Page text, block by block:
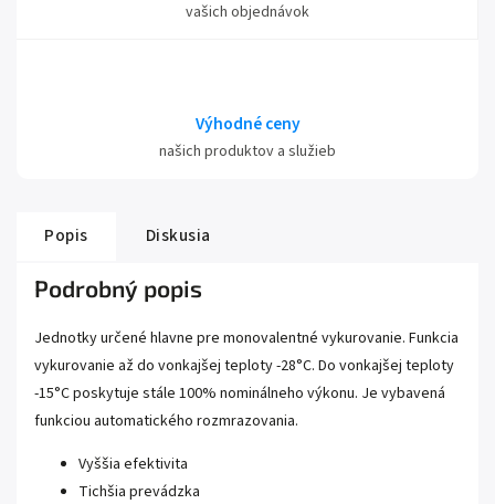
vašich objednávok
Výhodné ceny
našich produktov a služieb
Popis Diskusia
Podrobný popis
Jednotky určené hlavne pre monovalentné vykurovanie. Funkcia
vykurovanie až do vonkajšej teploty -28°C. Do vonkajšej teploty
-15°C poskytuje stále 100% nominálneho výkonu. Je vybavená
funkciou automatického rozmrazovania.
Vyššia efektivita
Tichšia prevádzka